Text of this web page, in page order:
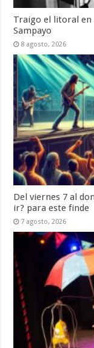
Traigo el litoral en
Sampayo
8 agosto, 2026
Del viernes 7 al
ir? para este finde
7 agosto, 2026